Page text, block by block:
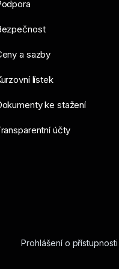
a sazby
lístek
ke stažení
účty
Prohlášení o přístupnosti